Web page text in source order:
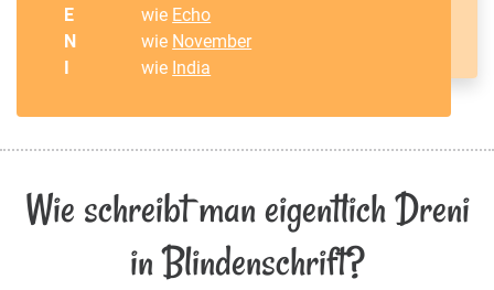
E
wie Echo
N
wie November
I
wie India
Wie schreibt man eigentlich Dreni
in Blindenschrift?